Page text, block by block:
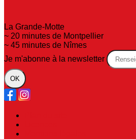
La Grande-Motte
~ 20 minutes de Montpellier
~ 45 minutes de Nîmes
Je m'abonne à la newsletter
OK